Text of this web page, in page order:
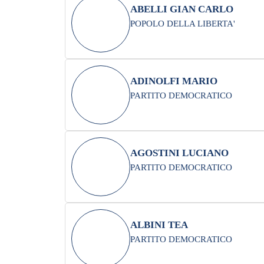
ABELLI GIAN CARLO
POPOLO DELLA LIBERTA'
ADINOLFI MARIO
PARTITO DEMOCRATICO
AGOSTINI LUCIANO
PARTITO DEMOCRATICO
ALBINI TEA
PARTITO DEMOCRATICO